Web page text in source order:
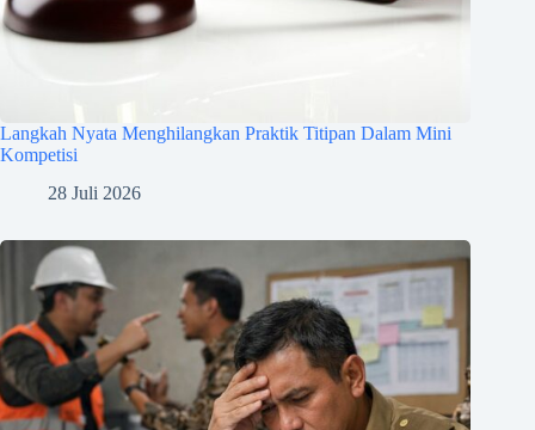
Langkah Nyata Menghilangkan Praktik Titipan Dalam Mini
Kompetisi
28 Juli 2026